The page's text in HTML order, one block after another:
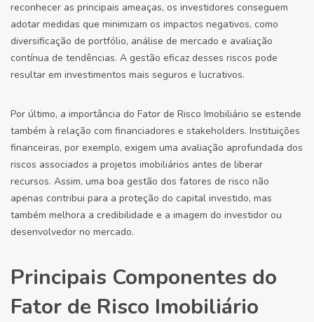
reconhecer as principais ameaças, os investidores conseguem
adotar medidas que minimizam os impactos negativos, como
diversificação de portfólio, análise de mercado e avaliação
contínua de tendências. A gestão eficaz desses riscos pode
resultar em investimentos mais seguros e lucrativos.
Por último, a importância do Fator de Risco Imobiliário se estende
também à relação com financiadores e stakeholders. Instituições
financeiras, por exemplo, exigem uma avaliação aprofundada dos
riscos associados a projetos imobiliários antes de liberar
recursos. Assim, uma boa gestão dos fatores de risco não
apenas contribui para a proteção do capital investido, mas
também melhora a credibilidade e a imagem do investidor ou
desenvolvedor no mercado.
Principais Componentes do
Fator de Risco Imobiliário